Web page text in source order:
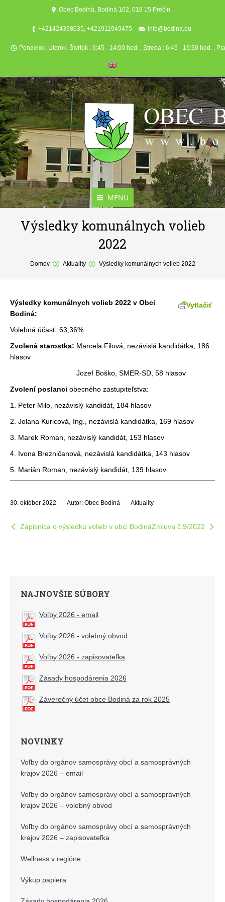
Obec Bodiná, Bodiná 102, 018 15 Prečín
+421424398035, +421911949475 info@bodina.eu
Pondelok, Utorok, Štvrtok : 6:45 - 14:00 hod. , Streda : 6:45 - 16:30 hod. ,
MENU
Aktuality
Samospráva
Formuláre
Fotogaléria
Kontakt
Výsledky komunálnych volieb
2022
You are here:
Domov Aktuality Výsledky komunálnych volieb 2022
Vytlačiť
Výsledky komunálnych volieb 2022 v Obci
Bodiná:
Volebná účasť: 63,36%
Zvolená starostka: Marcela Filová, nezávislá kandidátka, 186
hlasov
Jozef Boško, SMER-SD, 58 hlasov
Zvolení poslanci obecného zastupiteľstva:
1. Peter Milo, nezávislý kandidát, 184 hlasov
2. Jolana Kuricová, Ing., nezávislá kandidátka, 169 hlasov
3. Marek Roman, nezávislý kandidát, 153 hlasov
4. Ivona Brezničanová, nezávislá kandidátka, 143 hlasov
5. Marián Roman, nezávislý kandidát, 139 hlasov
30. október 2022 Autor: Obec Bodiná Aktuality
Zápisnica o výsledku volieb v obci BodináZmluva č.9/2022
NAJNOVŠIE SÚBORY
Voľby 2026 - email
Voľby 2026 - volebný obvod
Voľby 2026 - zapisovateľka
Zásady hospodárenia 2026
Záverečný účet obce Bodiná za rok 2025
NOVINKY
Voľby do orgánov samosprávy obcí a samosprávných
krajov 2026 – email
Voľby do orgánov samosprávy obcí a samosprávných
krajov 2026 – volebný obvod
Voľby do orgánov samosprávy obcí a samosprávných
krajov 2026 – zapisovateľka
Wellness v regióne
Výkup papiera